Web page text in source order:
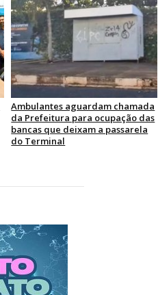
Ambulantes aguardam chamada
da Prefeitura para ocupação das
bancas que deixam a passarela
do Terminal